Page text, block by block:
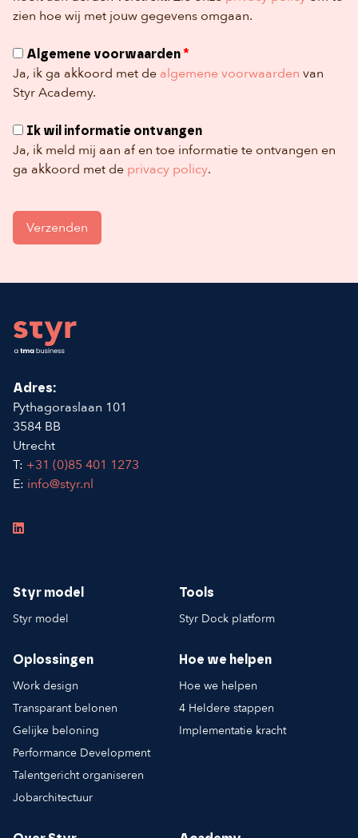
zien hoe wij met jouw gegevens omgaan.
Ja, ik ga akkoord met de algemene voorwaarden van
Styr Academy.
Algemene voorwaarden*
Ja, ik meld mij aan af en toe informatie te ontvangen en
ga akkoord met de privacy policy.
Ik wil informatie ontvangen
Footer
Adres:
Pythagoraslaan 101
3584 BB
Utrecht
T: +31 (0)85 401 1273
E: info@styr.nl
Styr model
Styr model
Tools
Styr Dock platform
Oplossingen
Work design
Transparant belonen
Gelijke beloning
Performance Development
Talentgericht organiseren
Jobarchitectuur
Hoe we helpen
Hoe we helpen
4 Heldere stappen
Implementatie kracht